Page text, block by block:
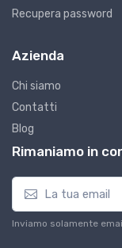
Recupera password
Azienda
Chi siamo
Contatti
Blog
Rimaniamo in
Inviamo solamente